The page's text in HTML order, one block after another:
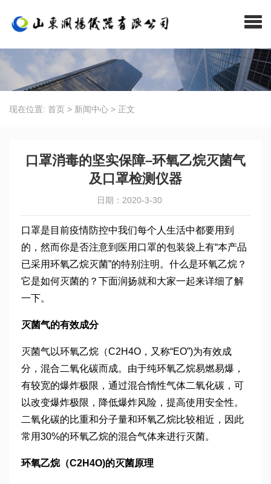
现在位置: 首页 > 新闻中心 > 正文
口罩消毒的坚实保障–环氧乙烷灭菌气
及口罩检测仪器
日期：2020-3-30
口罩是目前疫情防控中我们每个人生活中都要用到
的，然而你是否注意到医用口罩的包装袋上有“本产品
已采用环氧乙烷灭菌”的特别注明。什么是环氧乙烷？
它是如何灭菌的？下面润扬就和大家一起来详细了解
一下。
灭菌气的有效成分
灭菌气以环氧乙烷（C2H4O，又称“EO”)为有效成
分，混合二氧化碳而成。由于纯环氧乙烷易燃易爆，
有较宽的爆炸极限，通过混合惰性气体二氧化碳，可
以改变爆炸极限，降低爆炸风险，提高使用安全性。
二氧化碳的比重和分子量和环氧乙烷比较相近，因此
常用30%的环氧乙烷的混合气体来进行灭菌。
环氧乙烷（C2H4O)的灭菌原理